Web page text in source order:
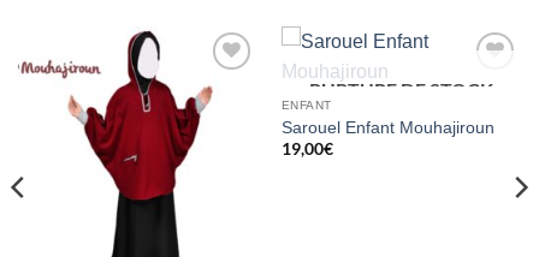
Ajouter
à la liste
d’envies
Ajouter
d’envies
RUPTURE DE STOCK
ENFANT
Sarouel Enfant Mouhajiroun
19,00€